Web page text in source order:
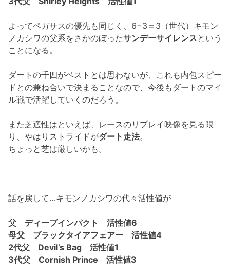
よってペガサスの優先も同じく、6−3＝3（世代）キモン
ノカシワの父系をさかのぼったサンデーサイレンスという
ことになる。
ダートの千四がベストとは思わないが、これも内包スピー
ドとの兼ね合いで決まることなので、今後もダートのマイ
ル戦で活躍していくのだろう。
また芝適性はといえば、レースのリプレイ映像を見る限
り、やはりストライドがダート走法。
ちょっと芝は厳しいかも。
話を戻して…キモンノカシワの代々活性値が
父 ディープインパクト 活性値6
母父 ブラックタイアフェアー 活性値4
2代父 Devil’s Bag 活性値1
3代父 Cornish Prince 活性値3